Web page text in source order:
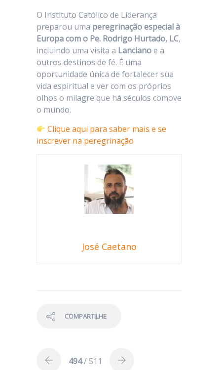
O Instituto Católico de Liderança
preparou uma peregrinação especial à
Europa com o Pe. Rodrigo Hurtado, LC,
incluindo uma visita a Lancianoe a
outros destinos de fé. É uma
oportunidade única de fortalecer sua
vida espiritual e ver com os próprios
olhos o milagre que há séculos comove
o mundo.
Clique aqui para saber mais e se
inscrever na peregrinação
José Caetano
COMPARTILHE
494/ 511